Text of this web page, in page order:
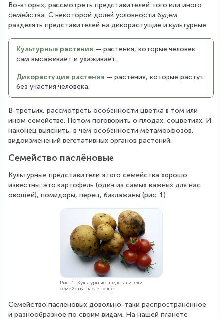
Во-вторых, рассмотреть представителей того или иного
семейства. С некоторой долей условности будем
разделять представителей на дикорастущие и культурные.
Культурные растения — растения, которые человек
сам высаживает и ухаживает.
Дикорастущие растения — растения, которые растут
без участия человека.
В-третьих, рассмотреть особенности цветка в том или
ином семействе. Потом поговорить о плодах, соцветиях. И
наконец выяснить, в чём особенности метаморфозов,
видоизменений вегетативных органов растений.
Семейство паслёновые
Культурные представители этого семейства хорошо
известны: это картофель (один из самых важных для нас
овощей), помидоры, перец, баклажаны (рис. 1).
Рис. 1. Культурные представители
семейства паслёновые
Семейство паслёновых довольно-таки распространённое
и разнообразное по своим видам. На нашей планете